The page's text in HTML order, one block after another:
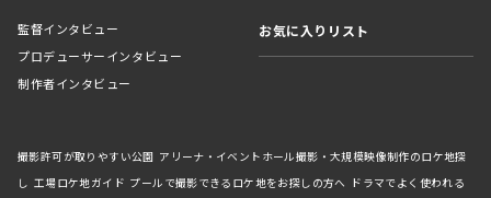
監督インタビュー
プロデューサーインタビュー
制作者インタビュー
お気に入りリスト
撮影許可が取りやすい公園 アリーナ・イベントホール撮影・大規模映像制作のロケ地探
し 工場ロケ地ガイド プールで撮影できるロケ地をお探しの方へ ドラマでよく使われる